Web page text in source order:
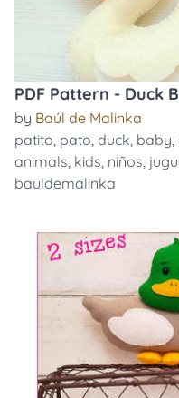
PDF Pattern - Duck
by Baúl de Malinka
patito, pato, duck, baby,
animals, kids, niños,
bauldemalinka